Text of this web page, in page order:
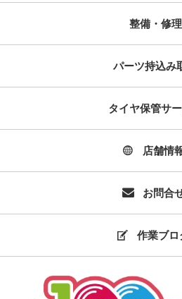
整備・修理
パーツ持込み
タイヤ保管サ
店舗情
お問合
作業ブロ